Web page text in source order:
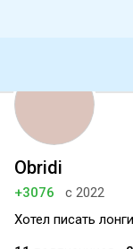
Obridi
+3076
с 2022
Хотел писать